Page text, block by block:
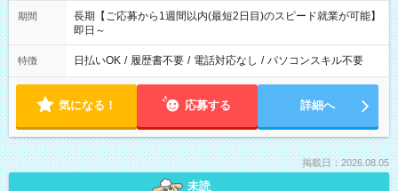
期間
長期【ご応募から1週間以内(最短2日目)のスピード就業が可能】
即日～
特徴 日払いOK / 履歴書不要 / 電話対応なし / パソコンスキル不要
気になる！ 応募する 詳細へ
掲載日：2026.08.05
未読